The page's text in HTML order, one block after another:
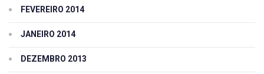
FEVEREIRO 2014
JANEIRO 2014
DEZEMBRO 2013